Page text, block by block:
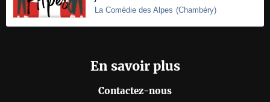
La Comédie des Alpes (Chambéry)
En savoir plus
Contactez-nous